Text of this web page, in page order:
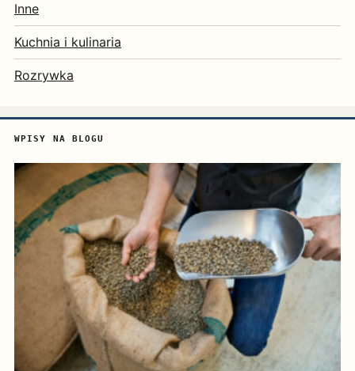
Inne
Kuchnia i kulinaria
Rozrywka
WPISY NA BLOGU